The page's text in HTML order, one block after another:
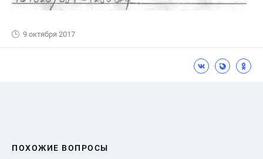
9 октября 2017
ПОХОЖИЕ ВОПРОСЫ